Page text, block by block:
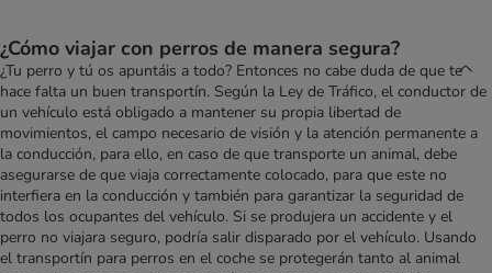
¿Cómo viajar con perros de manera segura?
¿Tu perro y tú os apuntáis a todo? Entonces no cabe duda de que te
hace falta un buen transportín. Según la Ley de Tráfico, el conductor de
un vehículo está obligado a mantener su propia libertad de
movimientos, el campo necesario de visión y la atención permanente a
la conducción, para ello, en caso de que transporte un animal, debe
asegurarse de que viaja correctamente colocado, para que este no
interfiera en la conducción y también para garantizar la seguridad de
todos los ocupantes del vehículo. Si se produjera un accidente y el
perro no viajara seguro, podría salir disparado por el vehículo. Usando
el transportín para perros en el coche se protegerán tanto al animal